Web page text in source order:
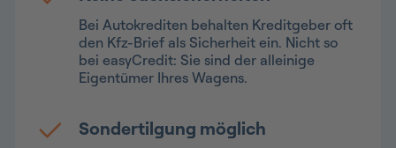
Bei Autokrediten behalten Kreditgeber oft
den Kfz-Brief als Sicherheit ein. Nicht so
bei easyCredit: Sie sind der alleinige
Eigentümer Ihres Wagens.
Sondertilgung möglich